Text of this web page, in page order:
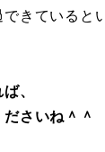
きていると
、
さいね＾＾